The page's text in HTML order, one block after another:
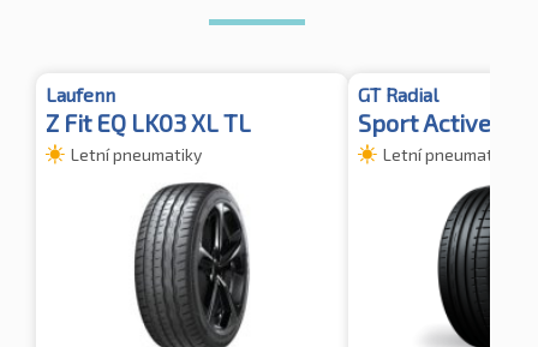
Laufenn
Z Fit EQ LK03 XL TL
Letní pneumatiky
GT Radial
Sport Active 2
Letní pneumatiky